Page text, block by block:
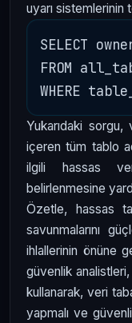
uyarı sistemlerinin
SELECT
FROM
Yukarıdaki
içeren tüm tablo
ilgili hassas
belirlenmesine
Özetle, hassas
savunmalarını
ihlallerinin önüne
güvenlik
kullanarak, veri
yapmalı ve